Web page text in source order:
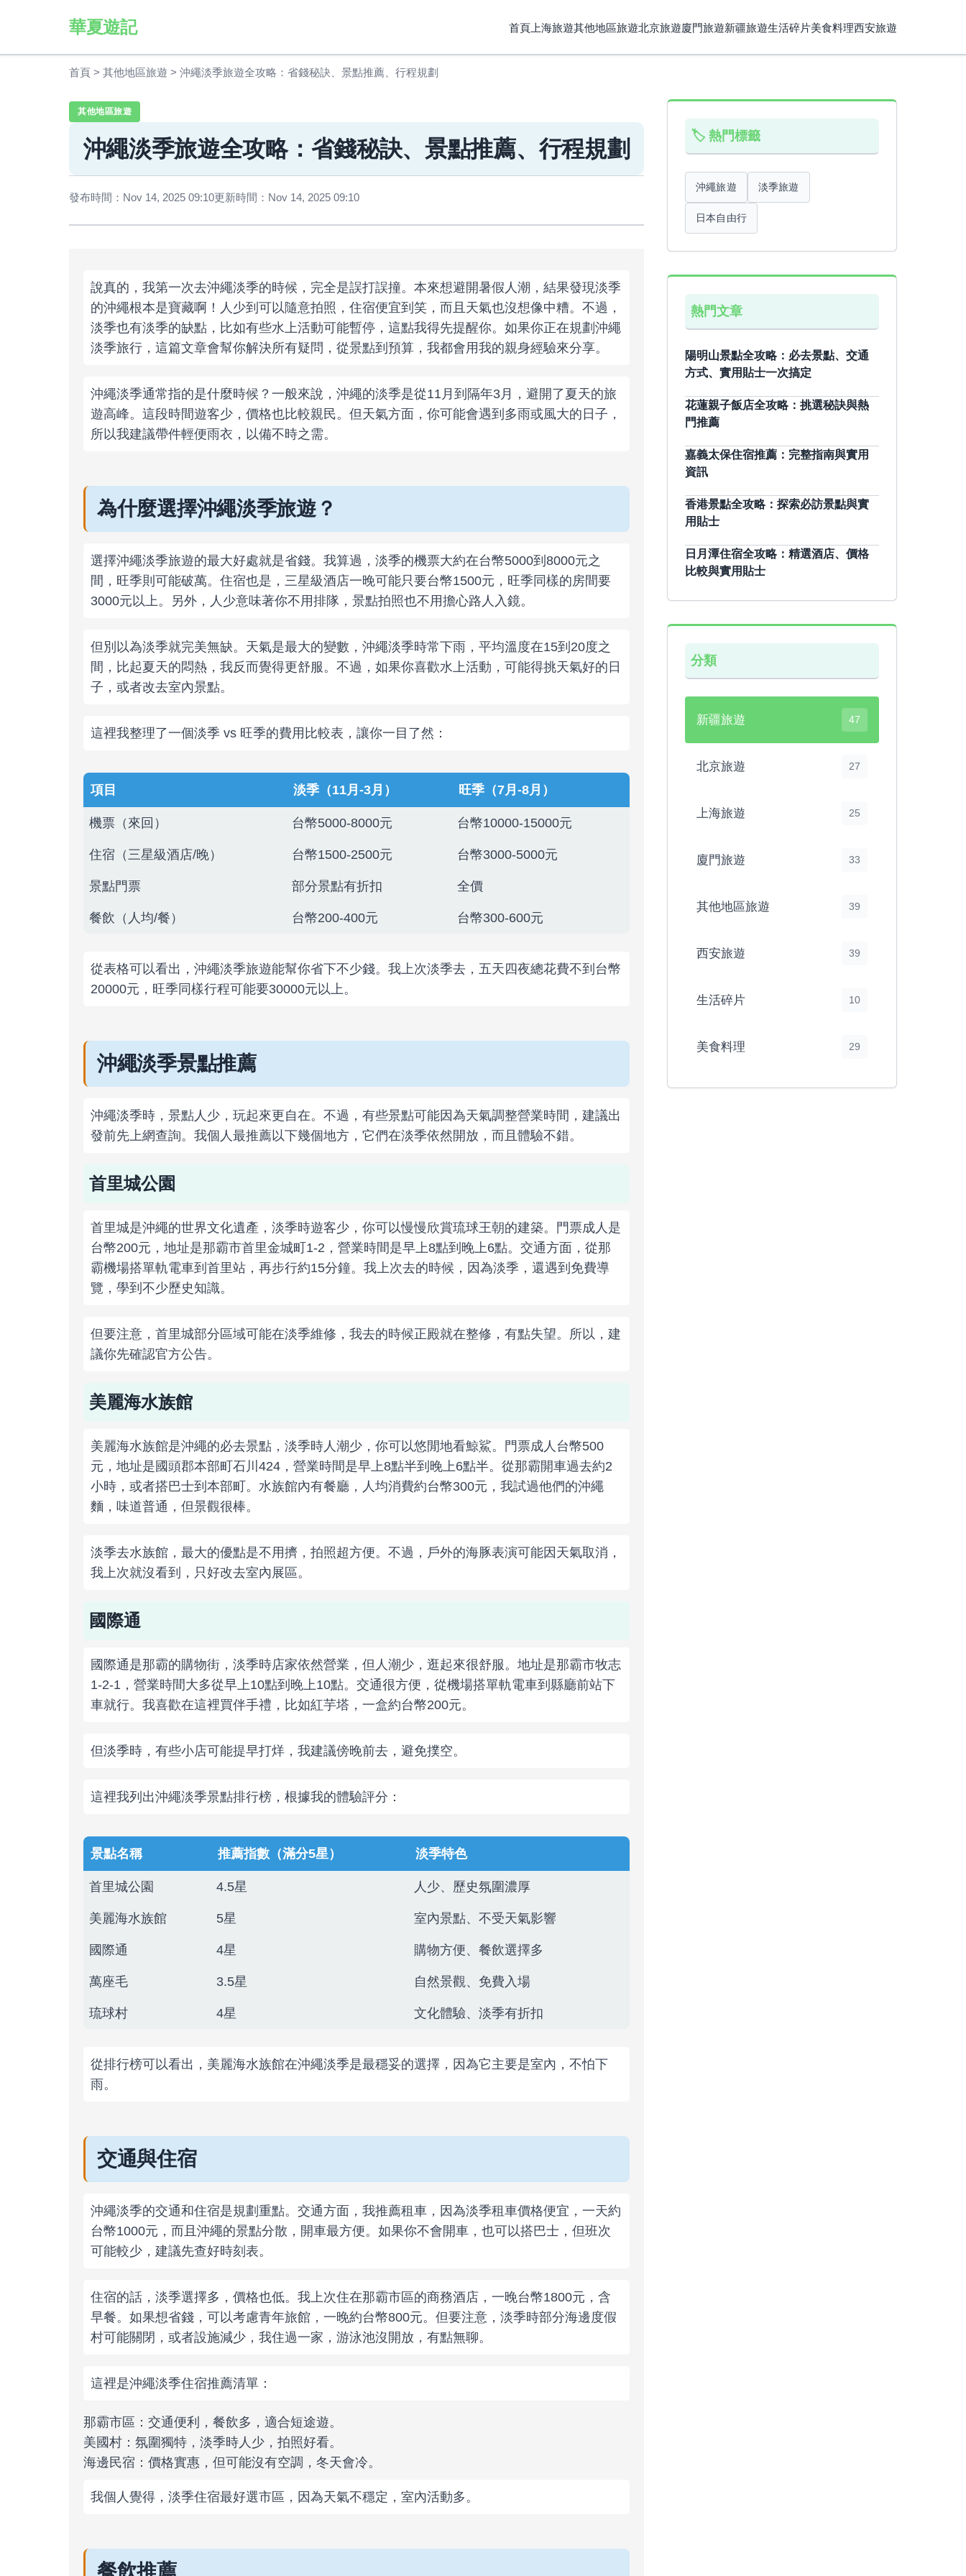
華夏遊記 首頁 上海旅遊其他地區旅遊北京旅遊廈門旅遊新疆旅遊生活碎片美食料理西安旅遊
首頁 > 其他地區旅遊 > 沖繩淡季旅遊全攻略：省錢秘訣、景點推薦、行程規劃
其他地區旅遊
沖繩淡季旅遊全攻略：省錢秘訣、景點推薦、行程規劃
發布時間：Nov 14, 2025 09:10更新時間：Nov 14, 2025 09:10
說真的，我第一次去沖繩淡季的時候，完全是誤打誤撞。本來想避開暑假人潮，結果發現淡季
的沖繩根本是寶藏啊！人少到可以隨意拍照，住宿便宜到笑，而且天氣也沒想像中糟。不過，
淡季也有淡季的缺點，比如有些水上活動可能暫停，這點我得先提醒你。如果你正在規劃沖繩
淡季旅行，這篇文章會幫你解決所有疑問，從景點到預算，我都會用我的親身經驗來分享。
沖繩淡季通常指的是什麼時候？一般來說，沖繩的淡季是從11月到隔年3月，避開了夏天的旅
遊高峰。這段時間遊客少，價格也比較親民。但天氣方面，你可能會遇到多雨或風大的日子，
所以我建議帶件輕便雨衣，以備不時之需。
為什麼選擇沖繩淡季旅遊？
選擇沖繩淡季旅遊的最大好處就是省錢。我算過，淡季的機票大約在台幣5000到8000元之
間，旺季則可能破萬。住宿也是，三星級酒店一晚可能只要台幣1500元，旺季同樣的房間要
3000元以上。另外，人少意味著你不用排隊，景點拍照也不用擔心路人入鏡。
但別以為淡季就完美無缺。天氣是最大的變數，沖繩淡季時常下雨，平均溫度在15到20度之
間，比起夏天的悶熱，我反而覺得更舒服。不過，如果你喜歡水上活動，可能得挑天氣好的日
子，或者改去室內景點。
這裡我整理了一個淡季 vs 旺季的費用比較表，讓你一目了然：
項目 淡季（11月-3月） 旺季（7月-8月）
機票（來回） 台幣5000-8000元 台幣10000-15000元
住宿（三星級酒店/晚） 台幣1500-2500元 台幣3000-5000元
景點門票 部分景點有折扣 全價
餐飲（人均/餐） 台幣200-400元 台幣300-600元
從表格可以看出，沖繩淡季旅遊能幫你省下不少錢。我上次淡季去，五天四夜總花費不到台幣
20000元，旺季同樣行程可能要30000元以上。
沖繩淡季景點推薦
沖繩淡季時，景點人少，玩起來更自在。不過，有些景點可能因為天氣調整營業時間，建議出
發前先上網查詢。我個人最推薦以下幾個地方，它們在淡季依然開放，而且體驗不錯。
首里城公園
首里城是沖繩的世界文化遺產，淡季時遊客少，你可以慢慢欣賞琉球王朝的建築。門票成人是
台幣200元，地址是那霸市首里金城町1-2，營業時間是早上8點到晚上6點。交通方面，從那
霸機場搭單軌電車到首里站，再步行約15分鐘。我上次去的時候，因為淡季，還遇到免費導
覽，學到不少歷史知識。
但要注意，首里城部分區域可能在淡季維修，我去的時候正殿就在整修，有點失望。所以，建
議你先確認官方公告。
美麗海水族館
美麗海水族館是沖繩的必去景點，淡季時人潮少，你可以悠閒地看鯨鯊。門票成人台幣500
元，地址是國頭郡本部町石川424，營業時間是早上8點半到晚上6點半。從那霸開車過去約2
小時，或者搭巴士到本部町。水族館內有餐廳，人均消費約台幣300元，我試過他們的沖繩
麵，味道普通，但景觀很棒。
淡季去水族館，最大的優點是不用擠，拍照超方便。不過，戶外的海豚表演可能因天氣取消，
我上次就沒看到，只好改去室內展區。
國際通
國際通是那霸的購物街，淡季時店家依然營業，但人潮少，逛起來很舒服。地址是那霸市牧志
1-2-1，營業時間大多從早上10點到晚上10點。交通很方便，從機場搭單軌電車到縣廳前站下
車就行。我喜歡在這裡買伴手禮，比如紅芋塔，一盒約台幣200元。
但淡季時，有些小店可能提早打烊，我建議傍晚前去，避免撲空。
這裡我列出沖繩淡季景點排行榜，根據我的體驗評分：
景點名稱 推薦指數（滿分5星） 淡季特色
首里城公園 4.5星 人少、歷史氛圍濃厚
美麗海水族館 5星 室內景點、不受天氣影響
國際通 4星 購物方便、餐飲選擇多
萬座毛 3.5星 自然景觀、免費入場
琉球村 4星 文化體驗、淡季有折扣
從排行榜可以看出，美麗海水族館在沖繩淡季是最穩妥的選擇，因為它主要是室內，不怕下
雨。
交通與住宿
沖繩淡季的交通和住宿是規劃重點。交通方面，我推薦租車，因為淡季租車價格便宜，一天約
台幣1000元，而且沖繩的景點分散，開車最方便。如果你不會開車，也可以搭巴士，但班次
可能較少，建議先查好時刻表。
住宿的話，淡季選擇多，價格也低。我上次住在那霸市區的商務酒店，一晚台幣1800元，含
早餐。如果想省錢，可以考慮青年旅館，一晚約台幣800元。但要注意，淡季時部分海邊度假
村可能關閉，或者設施減少，我住過一家，游泳池沒開放，有點無聊。
這裡是沖繩淡季住宿推薦清單：
那霸市區：交通便利，餐飲多，適合短途遊。
美國村：氛圍獨特，淡季時人少，拍照好看。
海邊民宿：價格實惠，但可能沒有空調，冬天會冷。
我個人覺得，淡季住宿最好選市區，因為天氣不穩定，室內活動多。
餐飲推薦
🏷️ 熱門標籤
沖繩旅遊 淡季旅遊
日本自由行
熱門文章
陽明山景點全攻略：必去景點、交通
方式、實用貼士一次搞定
花蓮親子飯店全攻略：挑選秘訣與熱
門推薦
嘉義太保住宿推薦：完整指南與實用
資訊
香港景點全攻略：探索必訪景點與實
用貼士
日月潭住宿全攻略：精選酒店、價格
比較與實用貼士
分類
新疆旅遊 47
北京旅遊 27
上海旅遊 25
廈門旅遊 33
其他地區旅遊 39
西安旅遊 39
生活碎片 10
美食料理 29